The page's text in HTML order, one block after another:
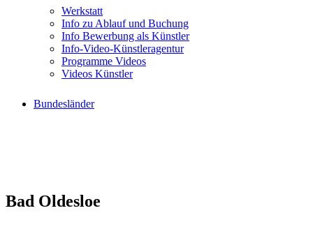
Werkstatt
Info zu Ablauf und Buchung
Info Bewerbung als Künstler
Info-Video-Künstleragentur
Programme Videos
Videos Künstler
Bundesländer
Bad Oldesloe